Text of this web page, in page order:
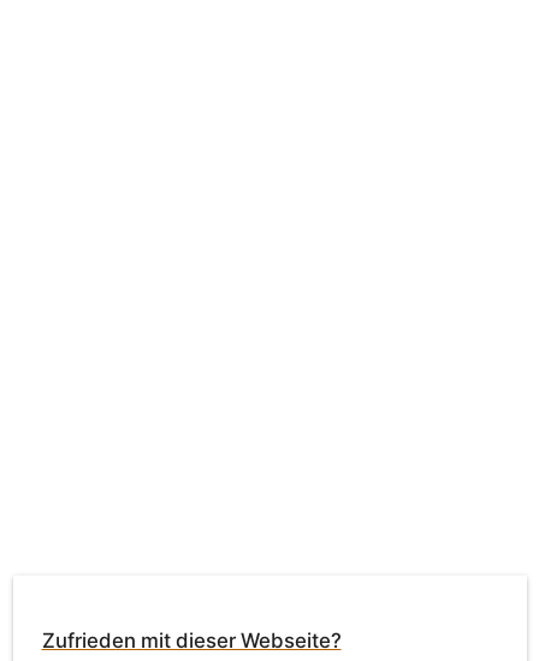
Zufrieden mit dieser Webseite?